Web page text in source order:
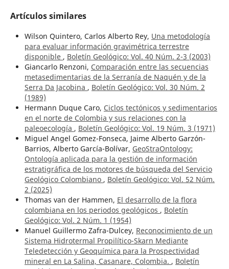
Artículos similares
Wilson Quintero, Carlos Alberto Rey, Una metodología
para evaluar información gravimétrica terrestre
disponible , Boletín Geológico: Vol. 40 Núm. 2-3 (2003)
Giancarlo Renzoni, Comparación entre las secuencias
metasedimentarias de la Serranía de Naquén y de la
Serra Da Jacobina , Boletín Geológico: Vol. 30 Núm. 2
(1989)
Hermann Duque Caro, Ciclos tectónicos y sedimentarios
en el norte de Colombia y sus relaciones con la
paleoecología , Boletín Geológico: Vol. 19 Núm. 3 (1971)
Miguel Angel Gomez-Fonseca, Jaime Alberto Garzón-
Barrios, Alberto García-Bolívar, GeoStraOntology:
Ontología aplicada para la gestión de información
estratigráfica de los motores de búsqueda del Servicio
Geológico Colombiano , Boletín Geológico: Vol. 52 Núm.
2 (2025)
Thomas van der Hammen, El desarrollo de la flora
colombiana en los periodos geológicos , Boletín
Geológico: Vol. 2 Núm. 1 (1954)
Manuel Guillermo Zafra-Dulcey, Reconocimiento de un
Sistema Hidrotermal Propilítico-Skarn Mediante
Teledetección y Geoquímica para la Prospectividad
mineral en La Salina, Casanare, Colombia. , Boletín